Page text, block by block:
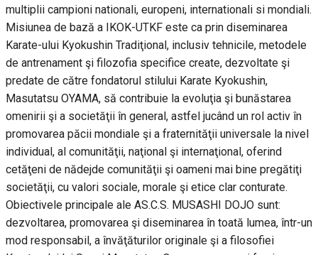
multiplii campioni nationali, europeni, internationali si mondiali.
Misiunea de bază a IKOK-UTKF este ca prin diseminarea
Karate-ului Kyokushin Tradiţional, inclusiv tehnicile, metodele
de antrenament şi filozofia specifice create, dezvoltate şi
predate de către fondatorul stilului Karate Kyokushin,
Masutatsu OYAMA, să contribuie la evoluţia şi bunăstarea
omenirii şi a societăţii în general, astfel jucând un rol activ în
promovarea păcii mondiale şi a fraternităţii universale la nivel
individual, al comunităţii, naţional şi internaţional, oferind
cetăţeni de nădejde comunităţii şi oameni mai bine pregătiţi
societăţii, cu valori sociale, morale şi etice clar conturate.
Obiectivele principale ale AS.C.S. MUSASHI DOJO sunt:
dezvoltarea, promovarea şi diseminarea în toată lumea, într-un
mod responsabil, a învăţăturilor originale şi a filosofiei